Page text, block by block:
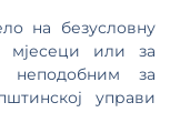
на безусловну
мјесеци или за
неподобним за
управи